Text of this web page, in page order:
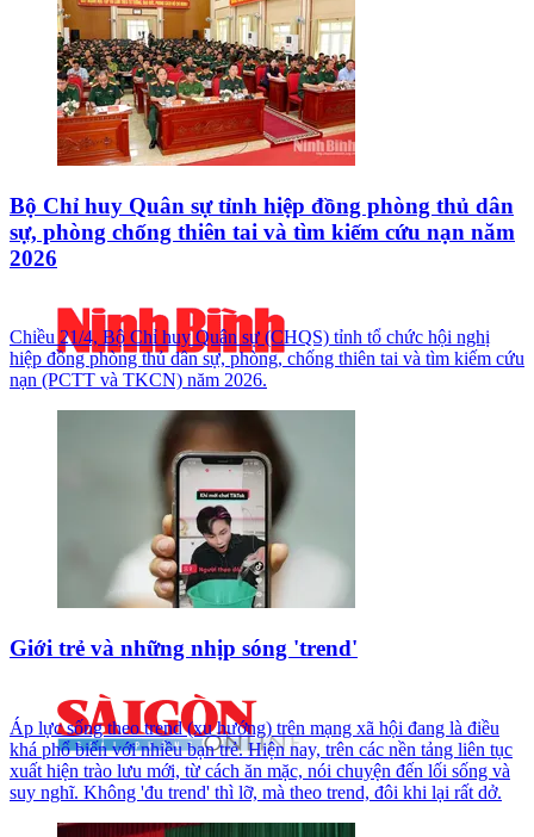
Bộ Chỉ huy Quân sự tỉnh hiệp đồng phòng thủ dân
sự, phòng chống thiên tai và tìm kiếm cứu nạn năm
2026
Chiều 21/4, Bộ Chỉ huy Quân sự (CHQS) tỉnh tổ chức hội nghị
hiệp đồng phòng thủ dân sự, phòng, chống thiên tai và tìm kiếm cứu
nạn (PCTT và TKCN) năm 2026.
Giới trẻ và những nhịp sóng 'trend'
Áp lực sống theo trend (xu hướng) trên mạng xã hội đang là điều
khá phổ biến với nhiều bạn trẻ. Hiện nay, trên các nền tảng liên tục
xuất hiện trào lưu mới, từ cách ăn mặc, nói chuyện đến lối sống và
suy nghĩ. Không 'đu trend' thì lỡ, mà theo trend, đôi khi lại rất dở.